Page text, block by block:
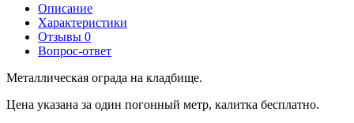
Описание
Характеристики
Отзывы 0
Вопрос-ответ
Металлическая ограда на кладбище.
Цена указана за один погонный метр, калитка бесплатно.